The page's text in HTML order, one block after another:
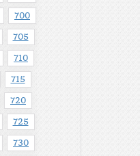
700
705
710
715
720
725
730